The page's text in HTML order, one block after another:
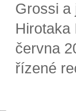
Grossi a
Hirotaka
června
řízené